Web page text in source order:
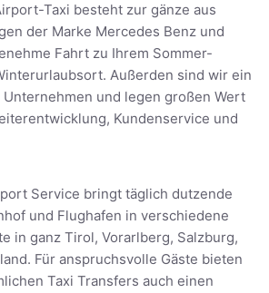
Taxi besteht zur gänze aus
der Marke Mercedes Benz und
Fahrt zu Ihrem Sommer-
Außerden sind wir ein
und legen großen Wert
Kundenservice und
Service bringt täglich dutzende
und Flughafen in verschiedene
in ganz Tirol, Vorarlberg, Salzburg,
Für anspruchsvolle Gäste bieten
Taxi Transfers auch einen